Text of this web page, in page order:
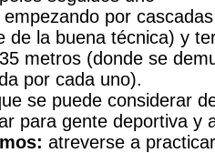
por
de la buena técnica) y
metros (donde se
por cada uno).
se puede considerar
para gente deportiva y
atreverse a